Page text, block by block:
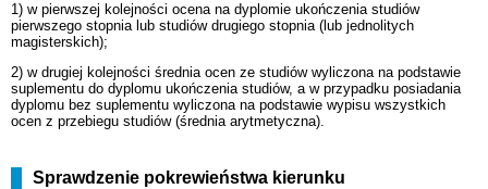
1) w pierwszej kolejności ocena na dyplomie ukończenia studiów
pierwszego stopnia lub studiów drugiego stopnia (lub jednolitych
magisterskich);
2) w drugiej kolejności średnia ocen ze studiów wyliczona na podstawie
suplementu do dyplomu ukończenia studiów, a w przypadku posiadania
dyplomu bez suplementu wyliczona na podstawie wypisu wszystkich
ocen z przebiegu studiów (średnia arytmetyczna).
Sprawdzenie pokrewieństwa kierunku